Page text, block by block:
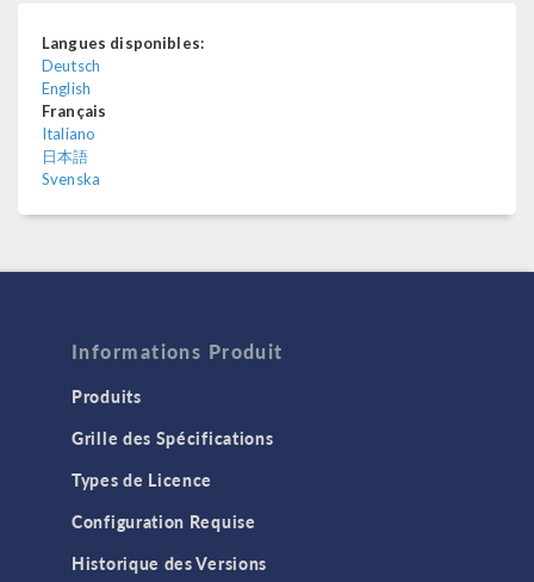
Langues disponibles:
Deutsch
English
Français
Italiano
日本語
Svenska
Informations Produit
Produits
Grille des Spécifications
Types de Licence
Configuration Requise
Historique des Versions